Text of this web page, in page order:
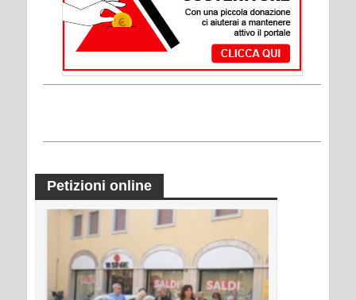
Petizioni online